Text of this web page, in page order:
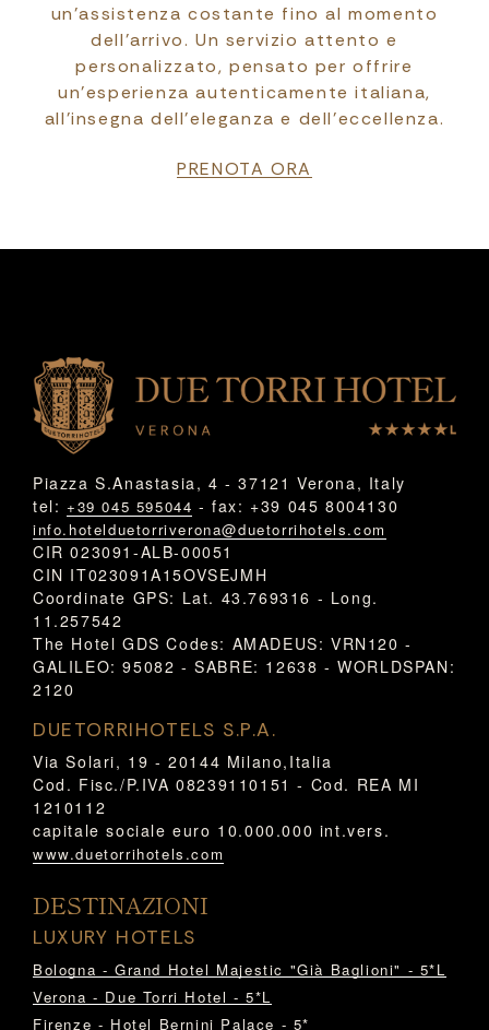
un’assistenza costante fino al momento
dell’arrivo. Un servizio attento e
personalizzato, pensato per offrire
un’esperienza autenticamente italiana,
all’insegna dell’eleganza e dell’eccellenza.
PRENOTA ORA
Piazza S.Anastasia, 4 - 37121 Verona, Italy
tel: +39 045 595044 - fax: +39 045 8004130
info.hotelduetorriverona@duetorrihotels.com
CIR 023091-ALB-00051
CIN IT023091A15OVSEJMH
Coordinate GPS: Lat. 43.769316 - Long.
11.257542
The Hotel GDS Codes: AMADEUS: VRN120 -
GALILEO: 95082 - SABRE: 12638 - WORLDSPAN:
2120
DUETORRIHOTELS S.P.A.
Via Solari, 19 - 20144 Milano,Italia
Cod. Fisc./P.IVA 08239110151 - Cod. REA MI
1210112
capitale sociale euro 10.000.000 int.vers.
www.duetorrihotels.com
DESTINAZIONI
LUXURY HOTELS
Bologna - Grand Hotel Majestic "Già Baglioni" - 5*L
Verona - Due Torri Hotel - 5*L
Firenze - Hotel Bernini Palace - 5*